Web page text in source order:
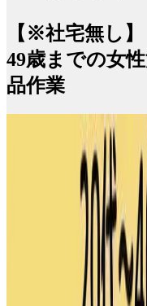
【※社宅無し
49歳までの女
品作業